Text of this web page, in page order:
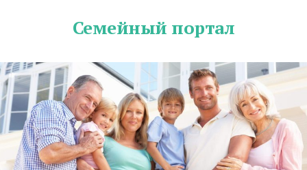
Семейный портал